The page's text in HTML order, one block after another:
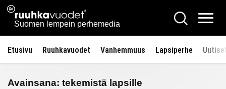
Siirry
sisältöön
Ruuhkavuodet.fi
Suomen lempein perhemedia
Hae
Etusivu Ruuhkavuodet Vanhemmuus Lapsiperhe
Avainsana: tekemistä lapsille